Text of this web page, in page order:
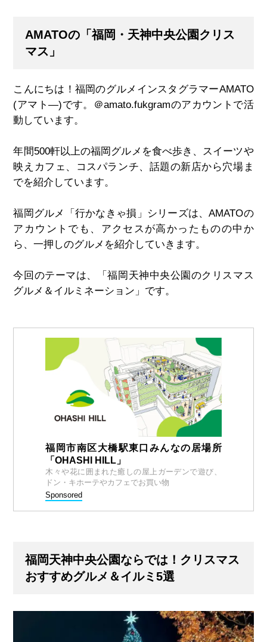
AMATOの「福岡・天神中央公園クリス
マス」
こんにちは！福岡のグルメインスタグラマーAMATO
(アマト―)です。＠amato.fukgramのアカウントで活
動しています。
年間500軒以上の福岡グルメを食べ歩き、スイーツや
映えカフェ、コスパランチ、話題の新店から穴場ま
でを紹介しています。
福岡グルメ「行かなきゃ損」シリーズは、AMATOの
アカウントでも、アクセスが高かったものの中か
ら、一押しのグルメを紹介していきます。
今回のテーマは、「福岡天神中央公園のクリスマス
グルメ＆イルミネーション」です。
福岡市南区大橋駅東口みんなの居場所
「OHASHI HILL」
木々や花に囲まれた癒しの屋上ガーデンで遊び、
ドン・キホーテやカフェでお買い物
Sponsored
福岡天神中央公園ならでは！クリスマス
おすすめグルメ＆イルミ5選